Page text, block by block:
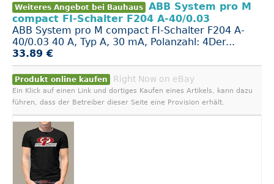
Weiteres Angebot bei Bauhaus
ABB System pro M
compact FI-Schalter F204 A-40/0.03
ABB System pro M compact FI-Schalter F204 A-
40/0.03 40 A, Typ A, 30 mA, Polanzahl: 4Der...
33.89 €
Produkt online kaufen Right Now on eBay
Ein Klick auf einen Link und dortiges Kaufen eines Artikels, kann dazu
führen, dass der Betreiber dieser Seite eine Provision erhält.